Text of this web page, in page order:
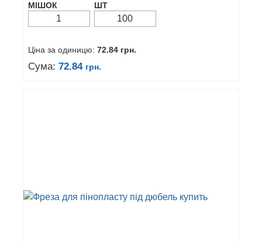
МІШОК ШТ
Ціна за одиницю: 72.84 грн.
Сума: 72.84 грн.